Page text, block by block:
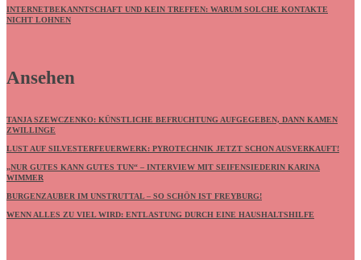
INTERNETBEKANNTSCHAFT UND KEIN TREFFEN: WARUM SOLCHE KONTAKTE
NICHT LOHNEN
Ansehen
TANJA SZEWCZENKO: KÜNSTLICHE BEFRUCHTUNG AUFGEGEBEN, DANN KAMEN
ZWILLINGE
LUST AUF SILVESTERFEUERWERK: PYROTECHNIK JETZT SCHON AUSVERKAUFT!
„NUR GUTES KANN GUTES TUN“ – INTERVIEW MIT SEIFENSIEDERIN KARINA
WIMMER
BURGENZAUBER IM UNSTRUTTAL – SO SCHÖN IST FREYBURG!
WENN ALLES ZU VIEL WIRD: ENTLASTUNG DURCH EINE HAUSHALTSHILFE